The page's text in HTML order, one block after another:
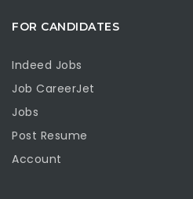
FOR CANDIDATES
Indeed Jobs
Job CareerJet
Jobs
Post Resume
Account